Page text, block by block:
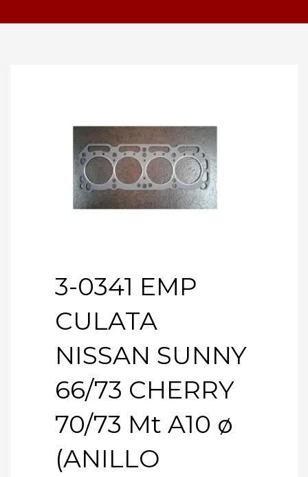
3-0341 EMP
CULATA
NISSAN SUNNY
66/73 CHERRY
70/73 Mt A10 ø
(ANILLO